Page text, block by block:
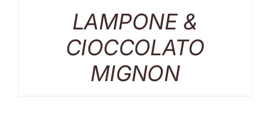
LAMPONE &
CIOCCOLATO
MIGNON